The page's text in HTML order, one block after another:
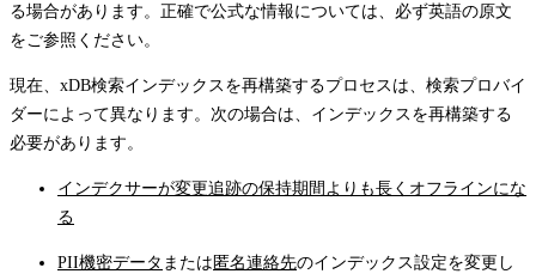
る場合があります。正確で公式な情報については、必ず英語の原文
をご参照ください。
現在、xDB検索インデックスを再構築するプロセスは、検索プロバイ
ダーによって異なります。次の場合は、インデックスを再構築する
必要があります。
インデクサーが変更追跡の保持期間よりも長くオフラインにな
る
PII機密データ または 匿名連絡先のインデックス設定を変更し